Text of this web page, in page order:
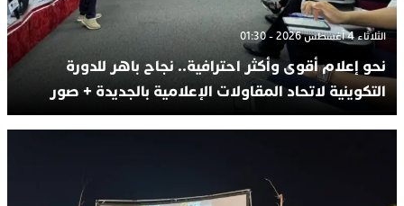
الثلاثاء 4 أغسطس 2026 - 01:30
نحو إعلام أقوى وأكثر احترافية.. نجاح باهر للدورة
التكوينية لاتحاد المقاولات الإعلامية بالجديدة + صور